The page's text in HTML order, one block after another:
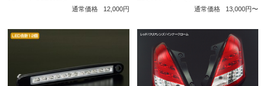
通常価格
12,000円
通常価格
13,000円〜